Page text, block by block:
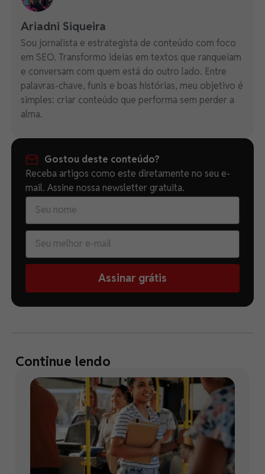
Ariadni Siqueira
Sou jornalista e estrategista de conteúdo com foco
em SEO. Transformo ideias em textos que ranqueiam
e conversam com quem está do outro lado. Entre
palavras-chave, funis e boas histórias, meu objetivo é
simples: criar conteúdo que performa sem perder a
alma.
Gostou deste conteúdo?
Receba artigos como este diretamente no seu e-
mail. Assine nossa newsletter gratuita.
Assinar grátis
Continue lendo